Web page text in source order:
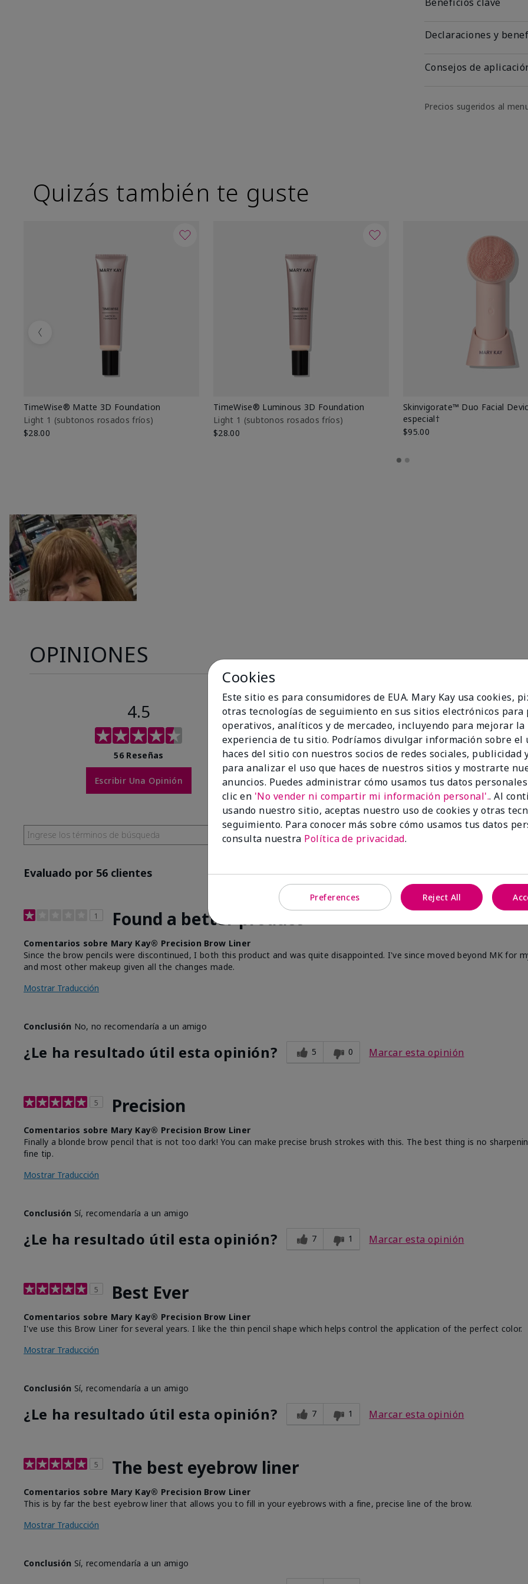
Declaraciones y
Consejos de
Precios sugeridos al
Quizás también te guste
TimeWise® Matte 3D Foundation
Light 1​ (subtonos rosados fríos)
$28.00
TimeWise® Luminous 3D Foundation
Light 1​ (subtonos rosados fríos)
$28.00
Skinvigorate™ Duo Facial
especial†
$95.00
Previous
OPINIONES
4.5
56 Reseñas
Escribir Una Opinión
89%
de los encuestados
recomendaría a un
amigo.
Evaluado por 56 clientes
1 Found a better product
Comentarios sobre Mary Kay® Precision Brow Liner
Since the brow pencils were discontinued, I both this product and was quite disappointed. I've since moved beyond MK for
and most other makeup given all the changes made.
Mostrar Traducción
Conclusión No, no recomendaría a un amigo
¿Le ha resultado útil esta opinión? 5 0 Marcar esta opinión
5 Precision
Comentarios sobre Mary Kay® Precision Brow Liner
Finally a blonde brow pencil that is not too dark! You can make precise brush strokes with this. The best thing is no
fine tip.
Mostrar Traducción
Conclusión Sí, recomendaría a un amigo
¿Le ha resultado útil esta opinión? 7 1 Marcar esta opinión
5 Best Ever
Comentarios sobre Mary Kay® Precision Brow Liner
I've use this Brow Liner for several years. I like the thin pencil shape which helps control the application of the perfect color.
Mostrar Traducción
Conclusión Sí, recomendaría a un amigo
¿Le ha resultado útil esta opinión? 7 1 Marcar esta opinión
5 The best eyebrow liner
Comentarios sobre Mary Kay® Precision Brow Liner
This is by far the best eyebrow liner that allows you to fill in your eyebrows with a fine, precise line of the brow.
Mostrar Traducción
Conclusión Sí, recomendaría a un amigo
Cookies
Este sitio es para consumidores de EUA. Mary Kay usa cookies,
otras tecnologías de seguimiento en sus sitios electrónicos para
operativos, analíticos y de mercadeo, incluyendo para mejorar la
experiencia de tu sitio. Podríamos divulgar información sobre el
haces del sitio con nuestros socios de redes sociales, publicidad
para analizar el uso que haces de nuestros sitios y mostrarte
anuncios. Puedes administrar cómo usamos tus datos
clic en 'No vender ni compartir mi información personal'.. Al
usando nuestro sitio, aceptas nuestro uso de cookies y otras
seguimiento. Para conocer más sobre cómo usamos tus datos
consulta nuestra Política de privacidad.
Preferences Reject All